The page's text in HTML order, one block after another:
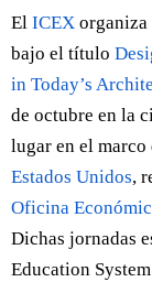
El ICEX organiza
bajo el título
in Today’s
de octubre en la
lugar en el
Estados Unidos,
Oficina
Dichas jornadas
Education